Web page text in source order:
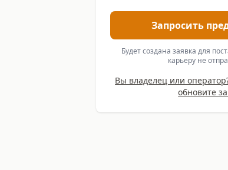
Запросить
Будет создана заявка для
карьеру не
Вы владелец или
обновите